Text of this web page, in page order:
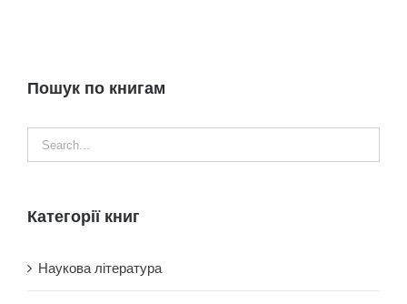
Пошук по книгам
Категорії книг
Наукова література